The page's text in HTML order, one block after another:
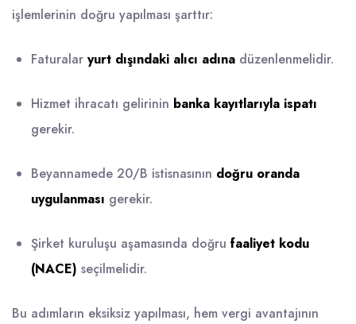
işlemlerinin doğru yapılması şarttır:
Faturalar yurt dışındaki alıcı adına düzenlenmelidir.
Hizmet ihracatı gelirinin banka kayıtlarıyla ispatı
gerekir.
Beyannamede 20/B istisnasının doğru oranda
uygulanması gerekir.
Şirket kuruluşu aşamasında doğru faaliyet kodu
(NACE) seçilmelidir.
Bu adımların eksiksiz yapılması, hem vergi avantajının